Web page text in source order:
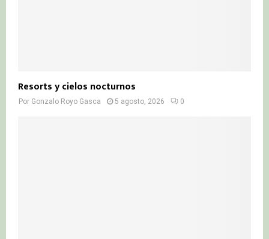
Resorts y cielos nocturnos
Por Gonzalo Royo Gasca 5 agosto, 2026 0